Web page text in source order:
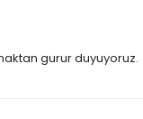
gurur duyuyoruz.